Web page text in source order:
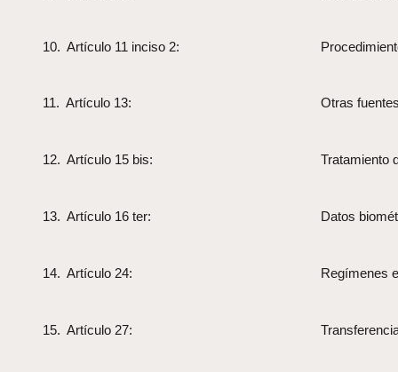
10. Artículo 11 inciso 2:
11. Artículo 13: Otras
12. Artículo 15 bis: Tratamiento
13. Artículo 16 ter: Datos
14. Artículo 24: Regímenes
15. Artículo 27: